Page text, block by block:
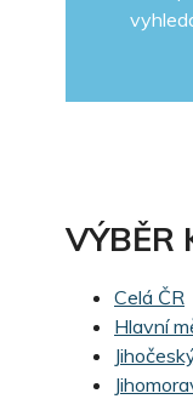
VÝBĚR
Celá ČR
Hlavní